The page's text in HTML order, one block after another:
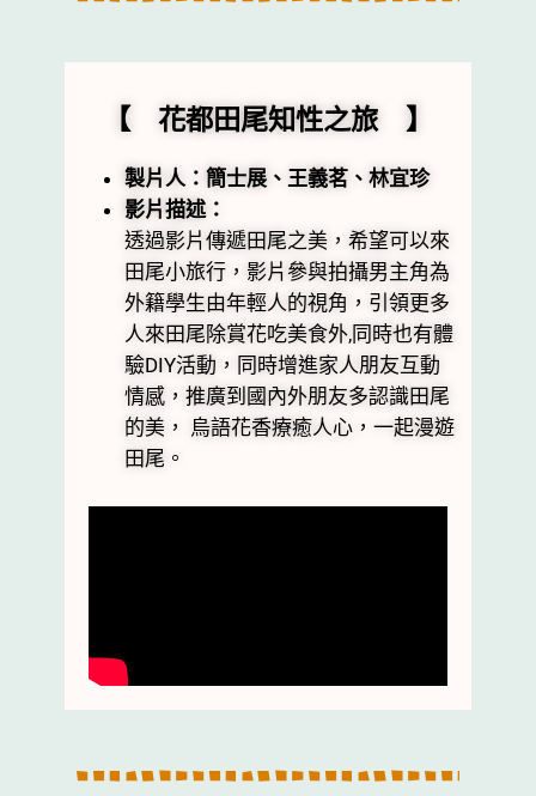
【 花都田尾知性之旅 】
製片人：簡士展、王義茗、林宜珍
影片描述：
透過影片傳遞田尾之美，希望可以來
田尾小旅行，影片參與拍攝男主角為
外籍學生由年輕人的視角，引領更多
人來田尾除賞花吃美食外,同時也有體
驗DIY活動，同時增進家人朋友互動
情感，推廣到國內外朋友多認識田尾
的美， 烏語花香療癒人心，一起漫遊
田尾。